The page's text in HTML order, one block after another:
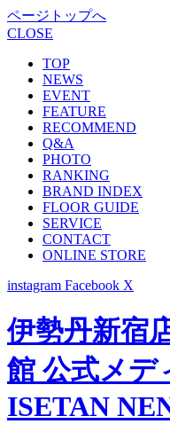
ページトップへ
CLOSE
TOP
NEWS
EVENT
FEATURE
RECOMMEND
Q&A
PHOTO
RANKING
BRAND INDEX
FLOOR GUIDE
SERVICE
CONTACT
ONLINE STORE
instagram Facebook X
伊勢丹新宿
館 公式メデ
ISETAN